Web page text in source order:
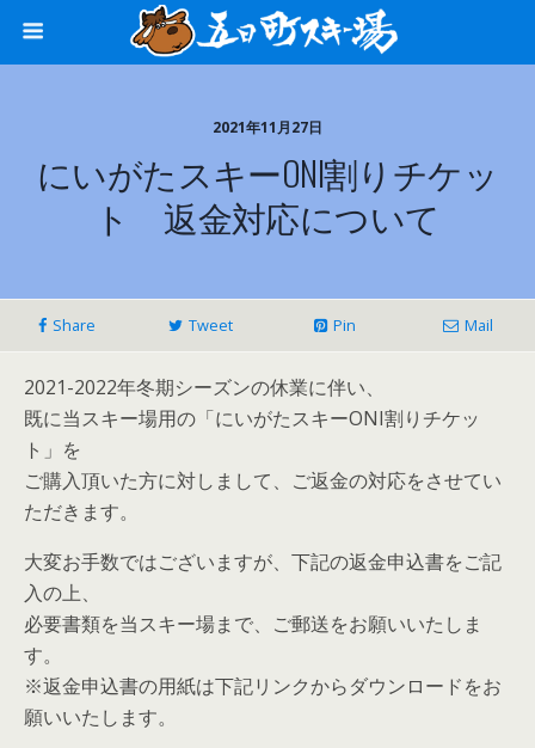
2021年11月27日
にいがたスキーONI割りチケッ
ト 返金対応について
Share Tweet Pin Mail
2021-2022年冬期シーズンの休業に伴い、
既に当スキー場用の「にいがたスキーONI割りチケッ
ト」を
ご購入頂いた方に対しまして、ご返金の対応をさせてい
ただきます。
大変お手数ではございますが、下記の返金申込書をご記
入の上、
必要書類を当スキー場まで、ご郵送をお願いいたしま
す。
※返金申込書の用紙は下記リンクからダウンロードをお
願いいたします。